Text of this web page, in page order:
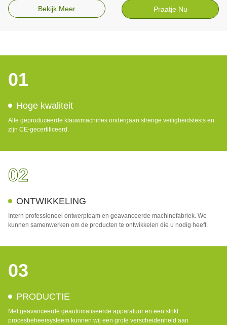
Bekijk Meer Praatje Nu
01
Hoge kwaliteit
Alle geproduceerde klauwmachines ondergaan strenge veiligheidstests en
zijn CE-gecertificeerd.
02
ONTWIKKELING
Intern professioneel ontwerpteam en geavanceerde machinefabriek. We
kunnen samenwerken om de producten te ontwikkelen die u nodig heeft.
03
PRODUCTIE
Met geavanceerde geautomatiseerde apparatuur en een strikt
procesbeheersysteem kunnen wij een grote verscheidenheid aan